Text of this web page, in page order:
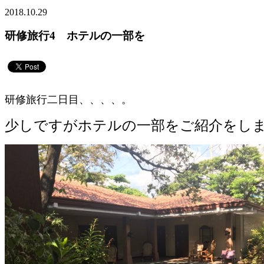
2018.10.29
研修旅行4 ホテルの一部を
研修旅行二日目、、、、。
少しですがホテルの一部をご紹介をし